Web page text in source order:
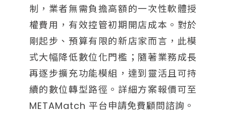
制，業者無需負擔高額的一次性軟體授
權費用，有效控管初期開店成本。對於
剛起步、預算有限的新店家而言，此模
式大幅降低數位化門檻；隨著業務成長
再逐步擴充功能模組，達到靈活且可持
續的數位轉型路徑。詳細方案報價可至
METAMatch 平台申請免費顧問諮詢。